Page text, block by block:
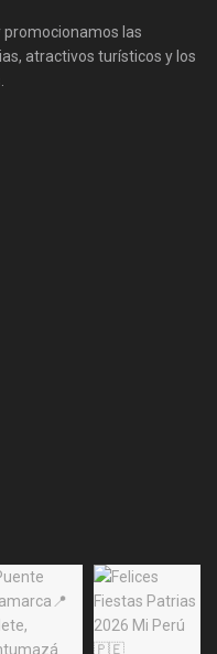
promocionamos las
atractivos turísticos y los